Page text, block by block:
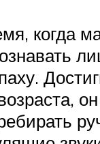
когда